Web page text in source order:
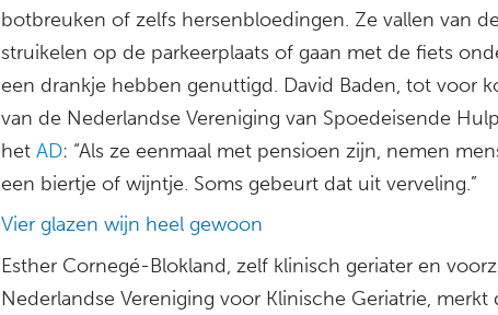
botbreuken of zelfs hersenbloedingen. Ze vallen van
struikelen op de parkeerplaats of gaan met de fiets
een drankje hebben genuttigd. David Baden, tot voor
van de Nederlandse Vereniging van Spoedeisende
het AD: “Als ze eenmaal met pensioen zijn, nemen
een biertje of wijntje. Soms gebeurt dat uit verveling.”
Vier glazen wijn heel gewoon
Esther Cornegé-Blokland, zelf klinisch geriater en
Nederlandse Vereniging voor Klinische Geriatrie, merkt